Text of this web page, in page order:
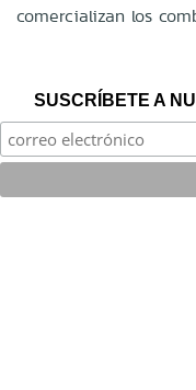
comercializan los
SUSCRÍBETE A